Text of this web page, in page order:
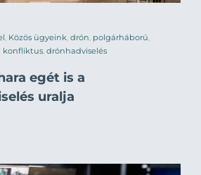
Közös ügyeink drón polgárháború
konfliktus drónhadviselés
egét is a
uralja